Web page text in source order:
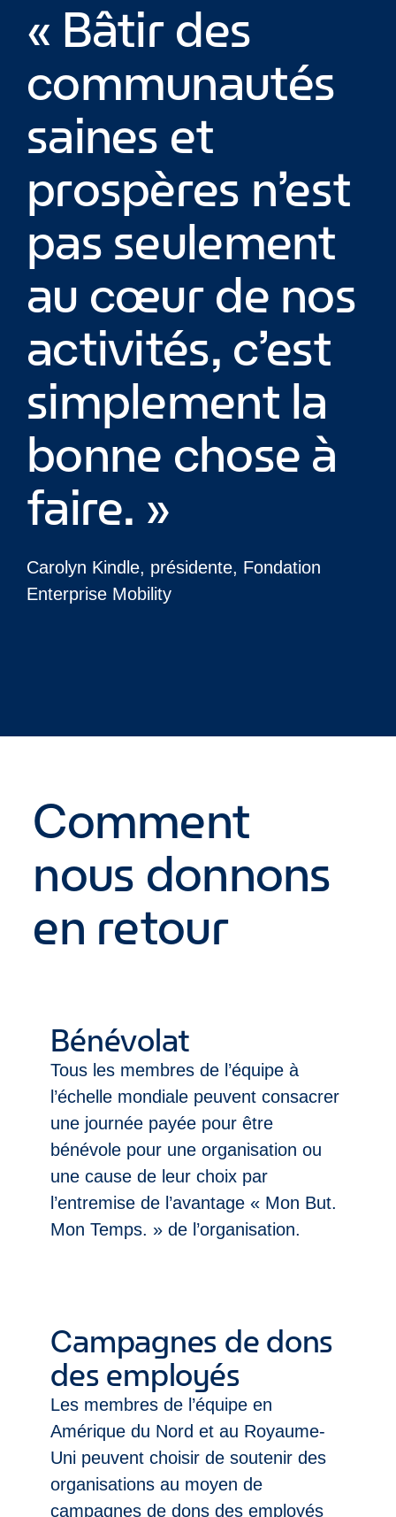
« Bâtir des
communautés
saines et
prospères n’est
pas seulement
au cœur de nos
activités, c’est
simplement la
bonne chose à
faire. »
Carolyn Kindle, présidente, Fondation
Enterprise Mobility
Comment
nous donnons
en retour
Bénévolat
Tous les membres de l’équipe à
l’échelle mondiale peuvent consacrer
une journée payée pour être
bénévole pour une organisation ou
une cause de leur choix par
l’entremise de l’avantage « Mon But.
Mon Temps. » de l’organisation.
Campagnes de dons
des employés
Les membres de l’équipe en
Amérique du Nord et au Royaume-
Uni peuvent choisir de soutenir des
organisations au moyen de
campagnes de dons des employés